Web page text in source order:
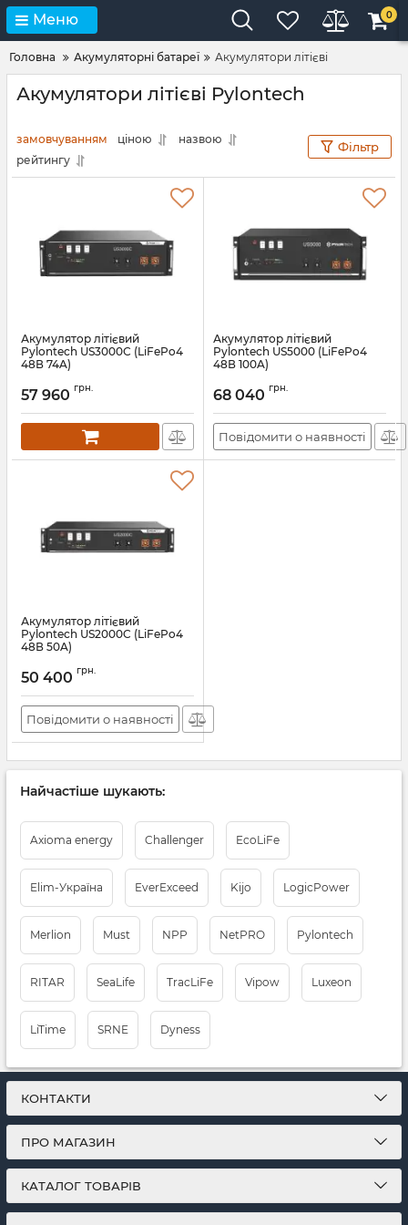
Меню 0
Головна Акумуляторні батареї Акумулятори літієві
Акумулятори літієві Pylontech
замовчуванням ціною
назвою
рейтингу
Фільтр
Акумулятор літієвий
Pylontech US3000С (LiFePo4
48В 74A)
57 960 грн.
Акумулятор літієвий
Pylontech US5000 (LiFePo4
48В 100A)
68 040 грн.
Повідомити о наявності
Акумулятор літієвий
Pylontech US2000C (LiFePo4
48В 50A)
50 400 грн.
Повідомити о наявності
Найчастіше шукають:
Axioma energy Challenger EcoLiFe
Elim-Україна EverExceed Kijo LogicPower
Merlion Must NPP NetPRO Pylontech
RITAR SeaLife TracLiFe Vipow Luxeon
LiTimе SRNE Dyness
КОНТАКТИ
ПРО МАГАЗИН
КАТАЛОГ ТОВАРІВ